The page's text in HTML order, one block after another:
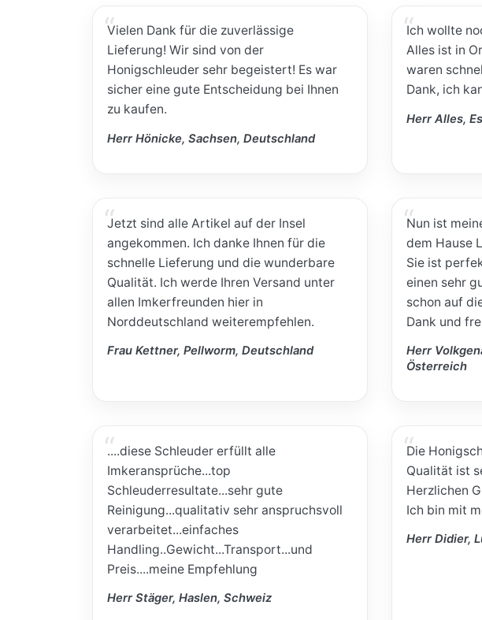
Vielen Dank für die zuverlässige
Lieferung! Wir sind von der
Honigschleuder sehr begeistert! Es war
sicher eine gute Entscheidung bei Ihnen
zu kaufen.
Herr Hönicke, Sachsen, Deutschland
Ich wollte
Alles ist in
waren
Dank, ich
Herr Alles,
Jetzt sind alle Artikel auf der Insel
angekommen. Ich danke Ihnen für die
schnelle Lieferung und die wunderbare
Qualität. Ich werde Ihren Versand unter
allen Imkerfreunden hier in
Norddeutschland weiterempfehlen.
Frau Kettner, Pellworm, Deutschland
Nun ist
dem Hause
Sie ist
einen sehr
schon auf
Dank und
Herr
Österreich
....diese Schleuder erfüllt alle
Imkeransprüche...top
Schleuderresultate...sehr gute
Reinigung...qualitativ sehr anspruchsvoll
verarbeitet...einfaches
Handling..Gewicht...Transport...und
Preis....meine Empfehlung
Herr Stäger, Haslen, Schweiz
Die
Qualität ist
Herzlichen
Ich bin mit
Herr Didier,